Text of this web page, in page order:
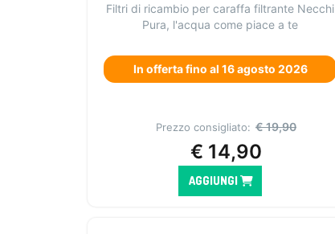
Filtri di ricambio per caraffa filtrante Necchi
Pura, l'acqua come piace a te
In offerta fino al 16 agosto 2026
Prezzo consigliato: €19,90
€ 14,90
AGGIUNGI